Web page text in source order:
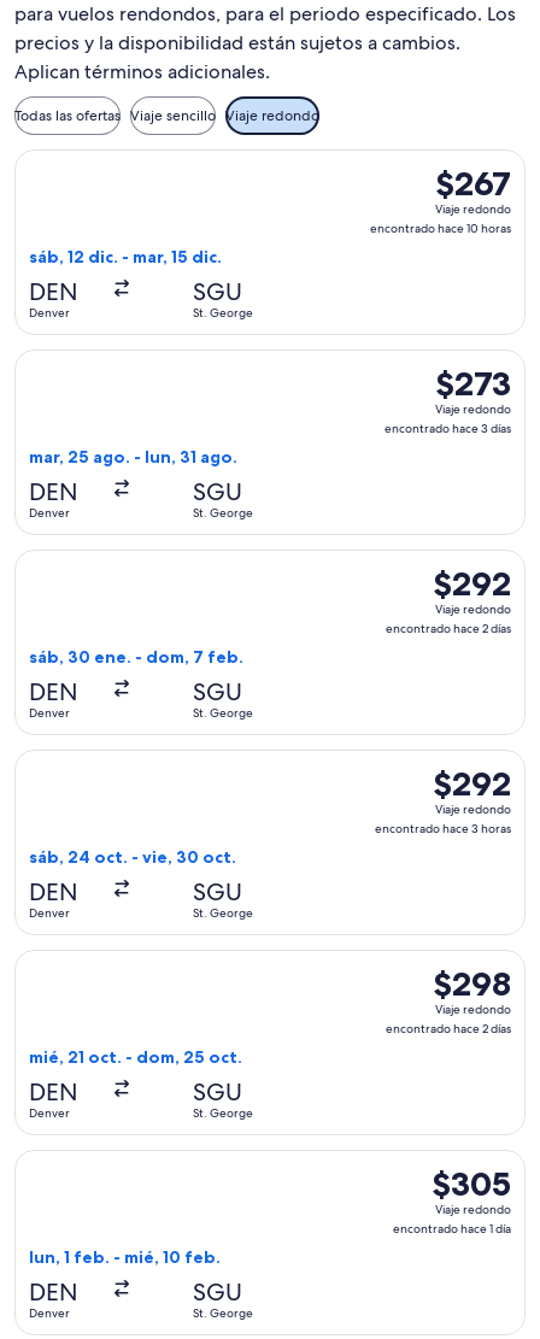
para vuelos rendondos, para el periodo especificado. Los
precios y la disponibilidad están sujetos a cambios.
Aplican términos adicionales.
Todas las ofertas Viaje sencillo Viaje redondo
$267
Viaje
redondo,
$267
Viaje redondo
encontrado hace 10 horas
sáb, 12 dic. - mar, 15 dic.
DEN
Denver
SGU
St. George
Seleccionar vuelo de Delta, con salida el sáb, 12 dic. desde
$273
Viaje
redondo,
$273
Viaje redondo
encontrado hace 3 días
mar, 25 ago. - lun, 31 ago.
DEN
Denver
SGU
St. George
Seleccionar vuelo de United, con salida el mar, 25 ago.
$292
Viaje
redondo,
$292
Viaje redondo
encontrado hace 2 días
sáb, 30 ene. - dom, 7 feb.
DEN
Denver
SGU
St. George
Seleccionar vuelo de Delta, con salida el sáb, 30 ene.
$292
Viaje
redondo,
$292
Viaje redondo
encontrado hace 3 horas
sáb, 24 oct. - vie, 30 oct.
DEN
Denver
SGU
St. George
Seleccionar vuelo de American Airlines, con salida el sáb,
$298
Viaje
redondo,
$298
Viaje redondo
encontrado hace 2 días
mié, 21 oct. - dom, 25 oct.
DEN
Denver
SGU
St. George
Seleccionar vuelo de United, con salida el mié, 21 oct.
$305
Viaje
redondo,
$305
Viaje redondo
encontrado hace 1 día
lun, 1 feb. - mié, 10 feb.
DEN
Denver
SGU
St. George
Seleccionar vuelo de United, con salida el lun, 1 feb.